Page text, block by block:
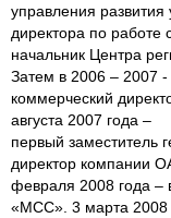
управления развития
директора по
начальник Центра
Затем в 2006 – 2007
коммерческий
августа 2007 года –
первый заместитель
директор компании
февраля 2008 года –
«МСС». 3 марта 2008